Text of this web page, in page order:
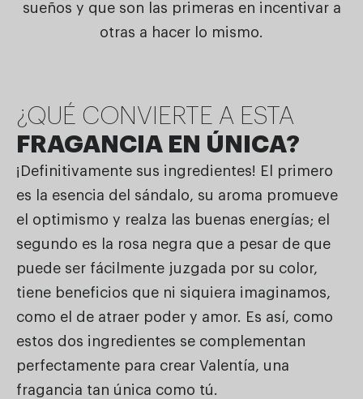
sueños y que son las primeras en incentivar a
otras a hacer lo mismo.
¿QUÉ CONVIERTE A ESTA
FRAGANCIA EN ÚNICA?
¡Definitivamente sus ingredientes! El primero
es la esencia del sándalo, su aroma promueve
el optimismo y realza las buenas energías; el
segundo es la rosa negra que a pesar de que
puede ser fácilmente juzgada por su color,
tiene beneficios que ni siquiera imaginamos,
como el de atraer poder y amor. Es así, como
estos dos ingredientes se complementan
perfectamente para crear Valentía, una
fragancia tan única como tú.